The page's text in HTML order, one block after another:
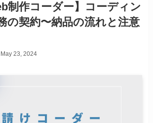
制作コーダー】コーディン
の契約〜納品の流れと注意
May 23, 2024